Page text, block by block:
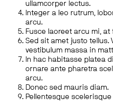
ullamcorper lectus.
Integer a leo rutrum,
arcu.
Fusce laoreet arcu mi,
Sed sit amet justo tellus.
vestibulum massa in
In hac habitasse platea
ornare ante pharetra
arcu.
Donec sed mauris diam.
Pellentesque